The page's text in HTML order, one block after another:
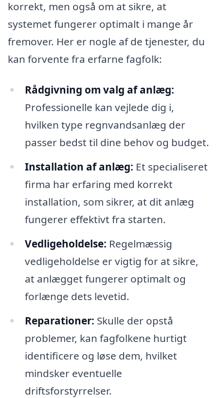
korrekt, men også om at sikre, at
systemet fungerer optimalt i mange år
fremover. Her er nogle af de tjenester, du
kan forvente fra erfarne fagfolk:
Rådgivning om valg af anlæg:
Professionelle kan vejlede dig i,
hvilken type regnvandsanlæg der
passer bedst til dine behov og budget.
Installation af anlæg: Et specialiseret
firma har erfaring med korrekt
installation, som sikrer, at dit anlæg
fungerer effektivt fra starten.
Vedligeholdelse: Regelmæssig
vedligeholdelse er vigtig for at sikre,
at anlægget fungerer optimalt og
forlænge dets levetid.
Reparationer: Skulle der opstå
problemer, kan fagfolkene hurtigt
identificere og løse dem, hvilket
mindsker eventuelle
driftsforstyrrelser.